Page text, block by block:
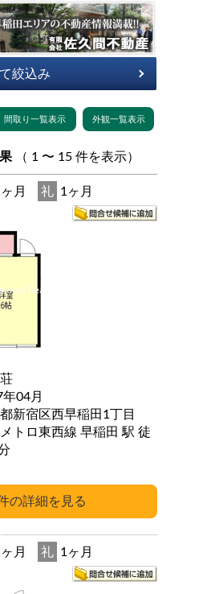
（ 1 〜 15 件を表示）
月 礼 1ヶ月
04月
新宿区西早稲田1丁目
トロ東西線 早稲田 駅 徒
分
月 礼 1ヶ月